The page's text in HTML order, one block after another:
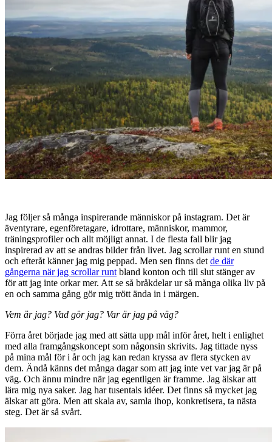
Jag följer så många inspirerande människor på instagram. Det är
äventyrare, egenföretagare, idrottare, människor, mammor,
träningsprofiler och allt möjligt annat. I de flesta fall blir jag
inspirerad av att se andras bilder från livet. Jag scrollar runt en stund
och efteråt känner jag mig peppad. Men sen finns det de där
gångerna när jag scrollar runt bland konton och till slut stänger av
för att jag inte orkar mer. Att se så bråkdelar ur så många olika liv på
en och samma gång gör mig trött ända in i märgen.
Vem är jag? Vad gör jag? Var är jag på väg?
Förra året började jag med att sätta upp mål inför året, helt i enlighet
med alla framgångskoncept som någonsin skrivits. Jag tittade nyss
på mina mål för i år och jag kan redan kryssa av flera stycken av
dem. Ändå känns det många dagar som att jag inte vet var jag är på
väg. Och ännu mindre när jag egentligen är framme. Jag älskar att
lära mig nya saker. Jag har tusentals idéer. Det finns så mycket jag
älskar att göra. Men att skala av, samla ihop, konkretisera, ta nästa
steg. Det är så svårt.